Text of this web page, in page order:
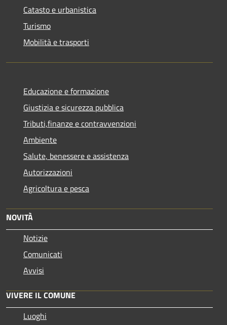
Catasto e urbanistica
Turismo
Mobilità e trasporti
Educazione e formazione
Giustizia e sicurezza pubblica
Tributi,finanze e contravvenzioni
Ambiente
Salute, benessere e assistenza
Autorizzazioni
Agricoltura e pesca
NOVITÀ
Notizie
Comunicati
Avvisi
VIVERE IL COMUNE
Luoghi